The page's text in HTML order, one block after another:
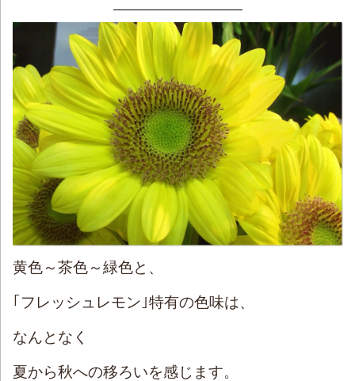
黄色～茶色～緑色と、
｢フレッシュレモン｣特有の色味は、
なんとなく
夏から秋への移ろいを感じます。